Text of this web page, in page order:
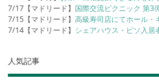
7/17【マドリード】 国際交流ピクニック 第3
7/15【マドリード】高級寿司店にてホール・
7/14【マドリード】 シェアハウス・ピソ入居
人気記事